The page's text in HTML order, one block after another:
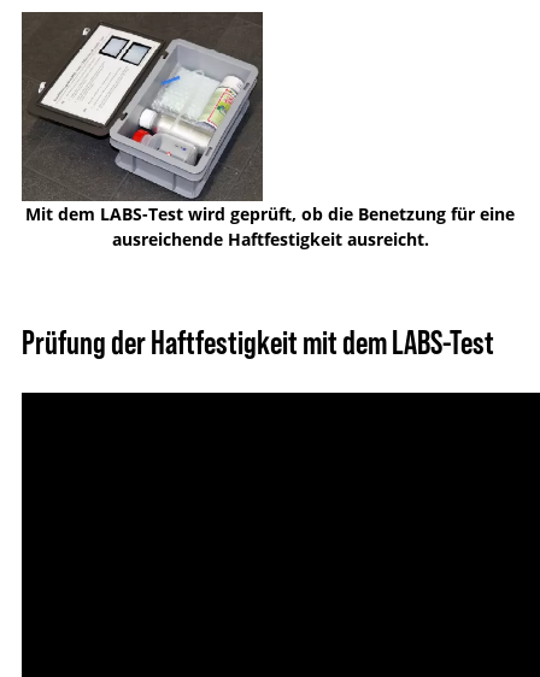
Mit dem LABS-Test wird geprüft, ob die Benetzung für eine
ausreichende Haftfestigkeit ausreicht.
Prüfung der Haftfestigkeit mit dem LABS-Test